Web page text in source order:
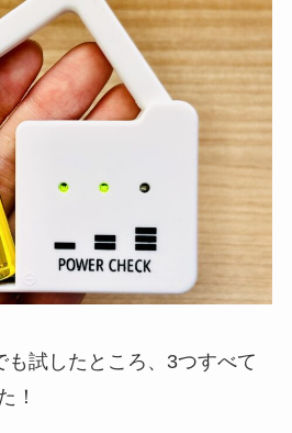
も試したところ、3つすべて
！